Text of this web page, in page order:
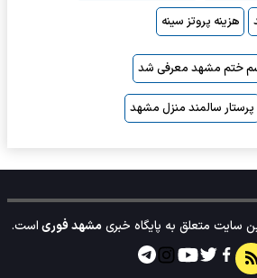
هزینه پروتز سینه
ختم مشهد معرفی شد
پرستار سالمند منزل مشهد
سایت متعلق به پایگاه خبریمشهد فوریاست.